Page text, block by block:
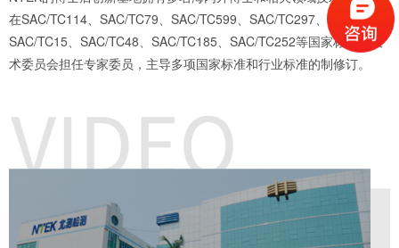
在SAC/TC114、SAC/TC79、SAC/TC599、SAC/TC297、
SAC/TC15、SAC/TC48、SAC/TC185、SAC/TC252等国家标准化技
术委员会担任专家委员，主导多项国家标准和行业标准的制修订。